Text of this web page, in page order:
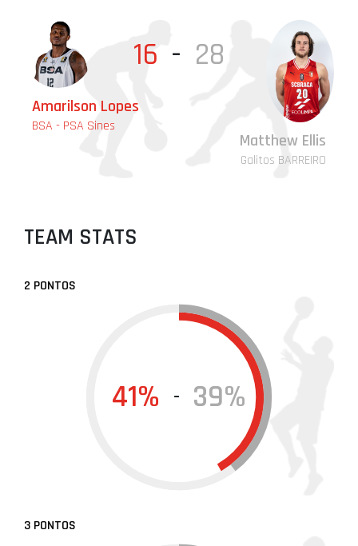
Amarilson Lopes
BSA - PSA Sines
16 - 28
Matthew Ellis
Galitos BARREIRO
TEAM STATS
2 PONTOS
41% - 39%
3 PONTOS